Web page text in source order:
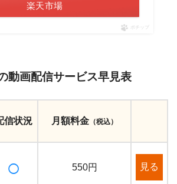
楽天市場
ポチップ
動画配信サービス早見表
信状況 月額料金 （税込）
○ 550円 見る